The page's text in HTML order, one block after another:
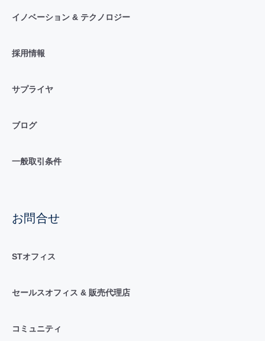
イノベーション & テクノロジー
採用情報
サプライヤ
ブログ
一般取引条件
お問合せ
STオフィス
セールスオフィス & 販売代理店
コミュニティ